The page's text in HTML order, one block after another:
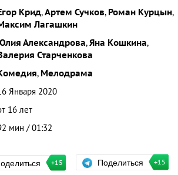
Крид,Артем Сучков, Роман Курцын,
Лагашкин
Александрова,Яна Кошкина,
Старченкова
, Мелодрама
Января 2020
16 лет
мин / 01:32
+15 Поделиться +15